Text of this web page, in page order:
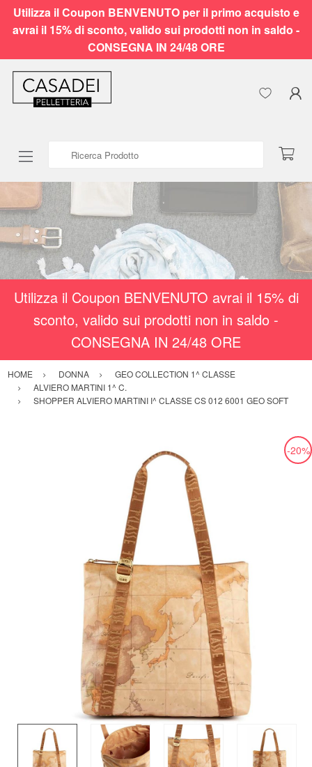
Utilizza il Coupon BENVENUTO per il primo acquisto e
avrai il 15% di sconto, valido sui prodotti non in saldo -
CONSEGNA IN 24/48 ORE
Utilizza il Coupon BENVENUTO avrai il 15% di
sconto, valido sui prodotti non in saldo -
CONSEGNA IN 24/48 ORE
HOME DONNA
GEO COLLECTION 1^ CLASSE
ALVIERO MARTINI 1^ C.
SHOPPER ALVIERO MARTINI I^ CLASSE CS 012 6001 GEO SOFT
-20%